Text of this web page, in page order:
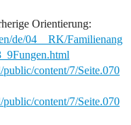
Orientierung:
de/04__RK/Familienang
content/7/Seite.070
content/7/Seite.070